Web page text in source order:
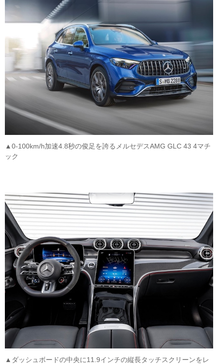
▲0-100km/h加速4.8秒の俊足を誇るメルセデスAMG GLC 43 4マチ
ック
▲ダッシュボードの中央に11.9インチの縦長タッチスクリーンをレ